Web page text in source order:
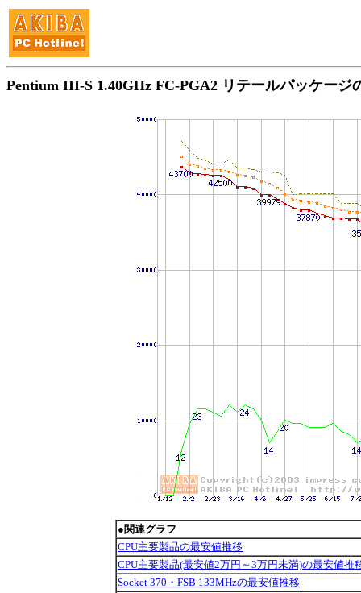
Pentium III-S 1.40GHz FC-PGA2 リテールパッケージ
●関連グラフ
CPU主要製品の最安値推移
CPU主要製品(最安値2万円～3万円未満)の最安値推
Socket 370・FSB 133MHzの最安値推移